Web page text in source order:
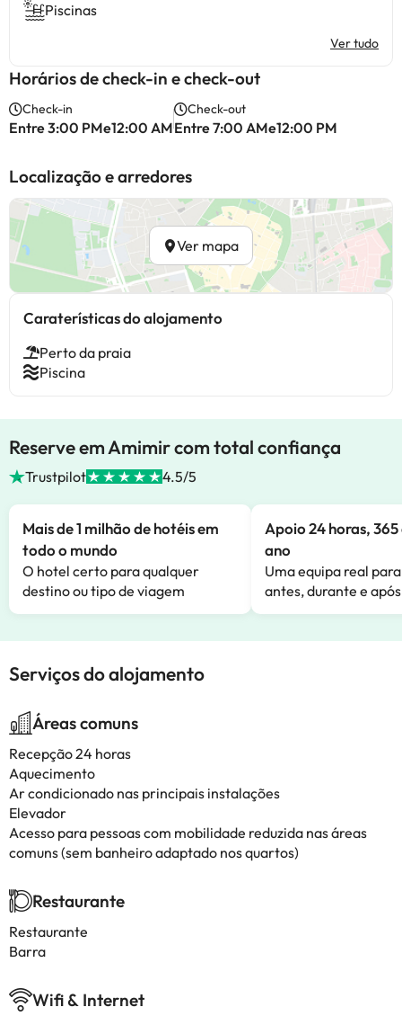
Piscinas
Ver tudo
Horários de check-in e check-out
Check-in
Entre 3:00 PMe12:00 AM
Check-out
Entre 7:00 AMe12:00 PM
Localização e arredores
Ver mapa
Caraterísticas do alojamento
Perto da praia
Piscina
Reserve em Amimir com total confiança
Trustpilot 4.5/5
Mais de 1 milhão de hotéis em
todo o mundo
O hotel certo para qualquer
destino ou tipo de viagem
Apoio 24 horas,
ano
Uma equipa real
antes, durante e
Serviços do alojamento
Áreas comuns
Recepção 24 horas
Aquecimento
Ar condicionado nas principais instalações
Elevador
Acesso para pessoas com mobilidade reduzida nas áreas
comuns (sem banheiro adaptado nos quartos)
Restaurante
Restaurante
Barra
Wifi & Internet